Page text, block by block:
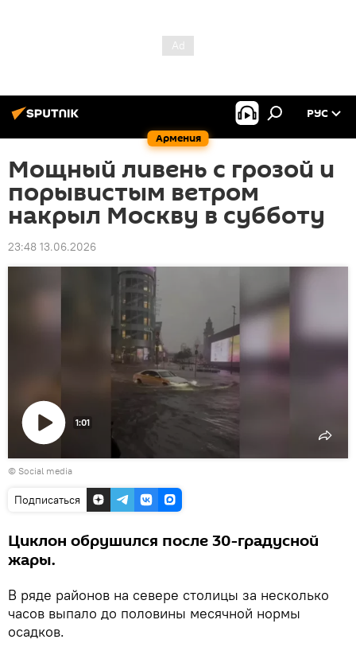
Армения
РУС
Мощный ливень с грозой и
порывистым ветром
накрыл Москву в субботу
23:48 13.06.2026
Воспроизвести
видео
1:01
© Social media
Подписаться
Циклон обрушился после 30-градусной
жары.
В ряде районов на севере столицы за несколько
часов выпало до половины месячной нормы
осадков.